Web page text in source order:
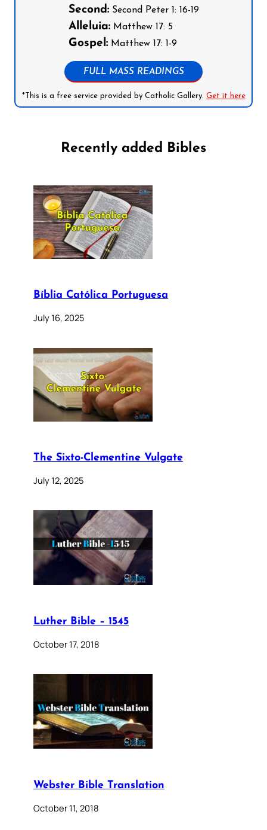
Second:Second Peter 1: 16-19
Alleluia:Matthew 17: 5
Gospel:Matthew 17: 1-9
FULL MASS READINGS
*This is a free service provided by Catholic Gallery. Get it here
Recently added Bibles
Bíblia Católica Portuguesa
July 16, 2025
The Sixto-Clementine Vulgate
July 12, 2025
Luther Bible – 1545
October 17, 2018
Webster Bible Translation
October 11, 2018